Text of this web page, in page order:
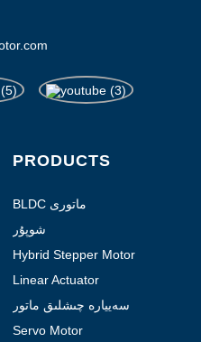
PRODUCTS
BLDC ماتورى
شوپۇر
Hybrid Stepper Motor
Linear Actuator
سەييارە چىشلىق ماتور
Servo Motor